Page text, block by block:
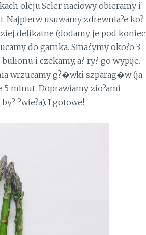
oleju.Seler naciowy obieramy i
Najpierw usuwamy zdrewnia?e ko?
delikatne (dodamy je pod koniec
do garnka. Sma?ymy oko?o 3
i czekamy, a? ry? go wypije.
wrzucamy g?�wki szparag�w (ja
5 minut. Doprawiamy zio?ami
?wie?a). I gotowe!